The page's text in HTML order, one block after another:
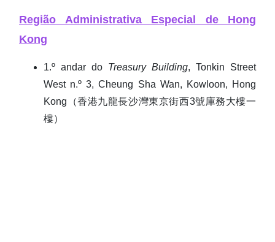
Região Administrativa Especial de Hong
Kong
1.º andar do Treasury Building, Tonkin Street
West n.º 3, Cheung Sha Wan, Kowloon, Hong
Kong（香港九龍長沙灣東京街西3號庫務大樓一
樓）